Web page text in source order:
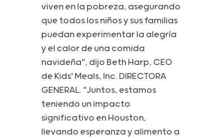
viven en la pobreza, asegurando
que todos los niños y sus familias
puedan experimentar la alegría
y el calor de una comida
navideña", dijo Beth Harp, CEO
de Kids' Meals, Inc. DIRECTORA
GENERAL. "Juntos, estamos
teniendo un impacto
significativo en Houston,
llevando esperanza y alimento a